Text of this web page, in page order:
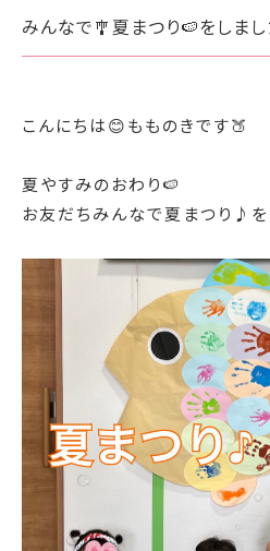
みんなで🎐夏まつり🍉をしま
こんにちは😊もものきです🍑
夏やすみのおわり🍉
お友だちみんなで夏まつり♪